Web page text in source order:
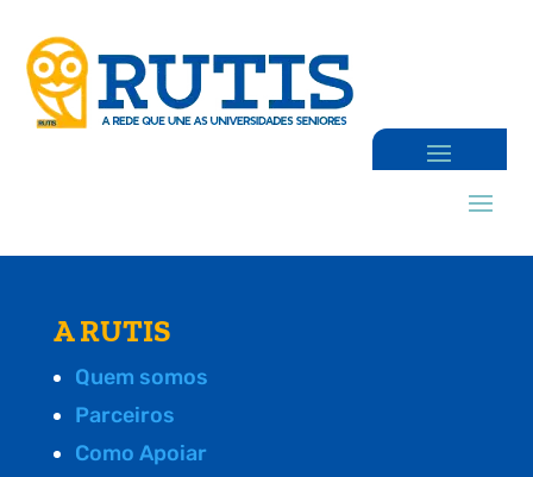
A RUTIS
Quem somos
Parceiros
Como Apoiar